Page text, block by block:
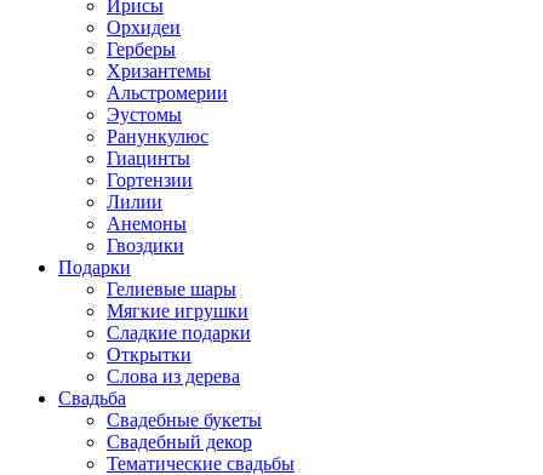
Ирисы
Орхидеи
Герберы
Хризантемы
Альстромерии
Эустомы
Ранункулюс
Гиацинты
Гортензии
Лилии
Анемоны
Гвоздики
Подарки
Гелиевые шары
Мягкие игрушки
Сладкие подарки
Открытки
Слова из дерева
Свадьба
Свадебные букеты
Свадебный декор
Тематические свадьбы